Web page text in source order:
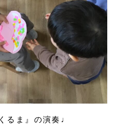
るま』の演奏♩